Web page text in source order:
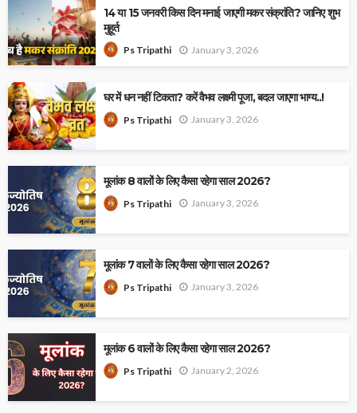
14 या 15 जनवरी किस दिन मनाई जाएगी मकर संक्रांति? जानिए शुभ
मुहूर्त
Ps Tripathi January 3, 2026
घर में धन नहीं टिकता? करें वैभव लक्ष्मी पूजा, बदल जाएगा भाग्य..!
Ps Tripathi January 3, 2026
मूलांक 8 वालों के लिए कैसा रहेगा साल 2026?
Ps Tripathi January 3, 2026
मूलांक 7 वालों के लिए कैसा रहेगा साल 2026?
Ps Tripathi January 3, 2026
मूलांक 6 वालों के लिए कैसा रहेगा साल 2026?
Ps Tripathi January 2, 2026